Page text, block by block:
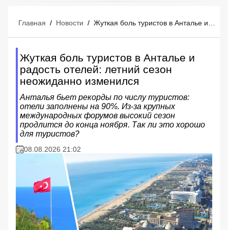
Главная / Новости /
Жуткая боль туристов в Анталье и
радость отелей: летний сезон
неожиданно изменился
Анталья бьет рекорды по числу туристов:
отели заполнены на 90%. Из-за крупных
международных форумов высокий сезон
продлится до конца ноября. Так ли это хорошо
для туристов?
08.08.2026 21:02